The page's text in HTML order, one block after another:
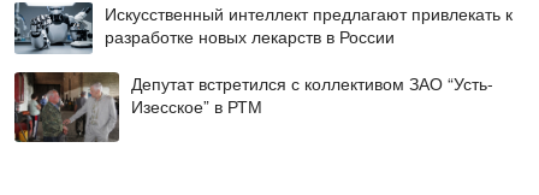
Искусственный интеллект предлагают привлекать к
разработке новых лекарств в России
Депутат встретился с коллективом ЗАО “Усть-
Изесское” в РТМ